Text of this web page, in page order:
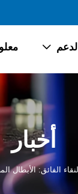

أخبار
الفائق: الأبطال